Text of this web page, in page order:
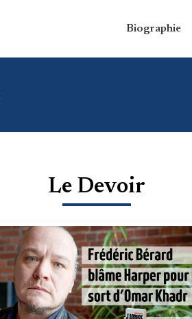
Biographie
Le Devoir